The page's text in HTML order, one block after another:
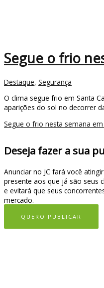
Segue o frio
Destaque, Segurança
O clima segue frio em Santa
aparições do sol no decorrer
Segue o frio nesta semana em
Deseja fazer a sua
Anunciar no JC fará você
presente aos que já são seus
e evitará que seus
mercado.
QUERO PUBLICAR